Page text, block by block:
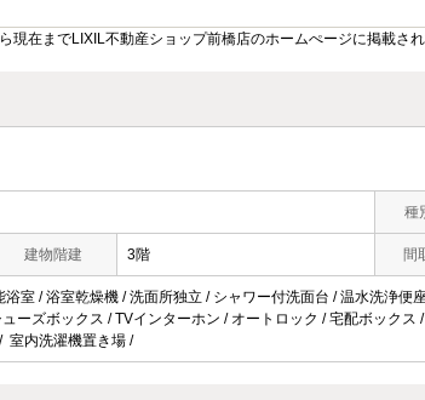
在までLIXIL不動産ショップ前橋店のホームぺージに掲載さ
種
建物階建 3階 間
室 / 浴室乾燥機 / 洗面所独立 / シャワー付洗面台 / 温水洗浄便
ーズボックス / TVインターホン / オートロック / 宅配ボックス
室内洗濯機置き場 /